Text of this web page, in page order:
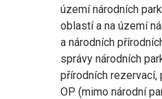
území národních
oblastí a na území
a národních
správy národních
přírodních rezervací,
OP (mimo národní